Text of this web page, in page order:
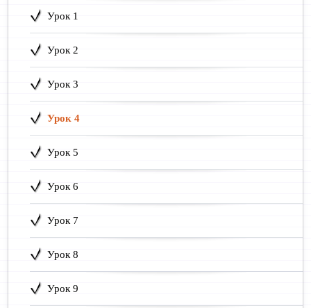
Урок 1
Урок 2
Урок 3
Урок 4
Урок 5
Урок 6
Урок 7
Урок 8
Урок 9